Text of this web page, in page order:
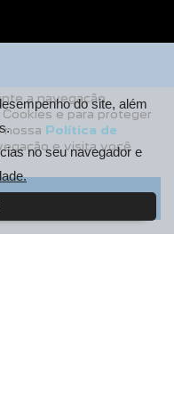
Drive
a navegação,
e para proteger
nossa Política de
e visita você
Recusar
do site, além
no seu navegador e